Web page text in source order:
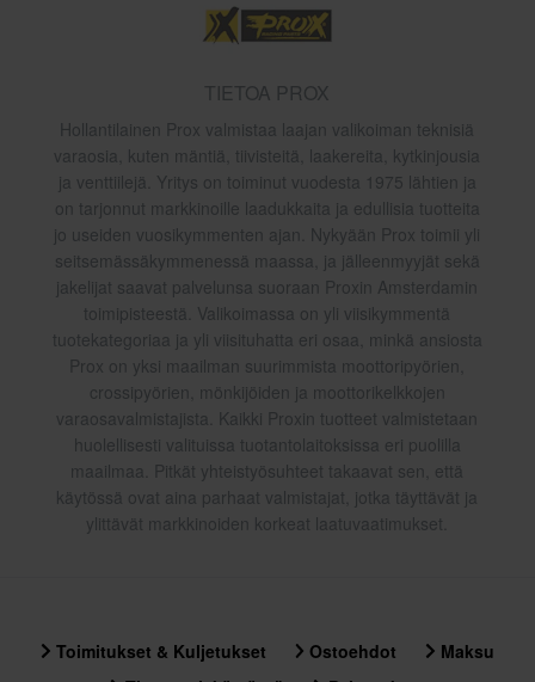
TIETOA PROX
Hollantilainen Prox valmistaa laajan valikoiman teknisiä
varaosia, kuten mäntiä, tiivisteitä, laakereita, kytkinjousia
ja venttiilejä. Yritys on toiminut vuodesta 1975 lähtien ja
on tarjonnut markkinoille laadukkaita ja edullisia tuotteita
jo useiden vuosikymmenten ajan. Nykyään Prox toimii yli
seitsemässäkymmenessä maassa, ja jälleenmyyjät sekä
jakelijat saavat palvelunsa suoraan Proxin Amsterdamin
toimipisteestä. Valikoimassa on yli viisikymmentä
tuotekategoriaa ja yli viisituhatta eri osaa, minkä ansiosta
Prox on yksi maailman suurimmista moottoripyörien,
crossipyörien, mönkijöiden ja moottorikelkkojen
varaosavalmistajista. Kaikki Proxin tuotteet valmistetaan
huolellisesti valituissa tuotantolaitoksissa eri puolilla
maailmaa. Pitkät yhteistyösuhteet takaavat sen, että
käytössä ovat aina parhaat valmistajat, jotka täyttävät ja
ylittävät markkinoiden korkeat laatuvaatimukset.
Toimitukset & Kuljetukset Ostoehdot
Maksu